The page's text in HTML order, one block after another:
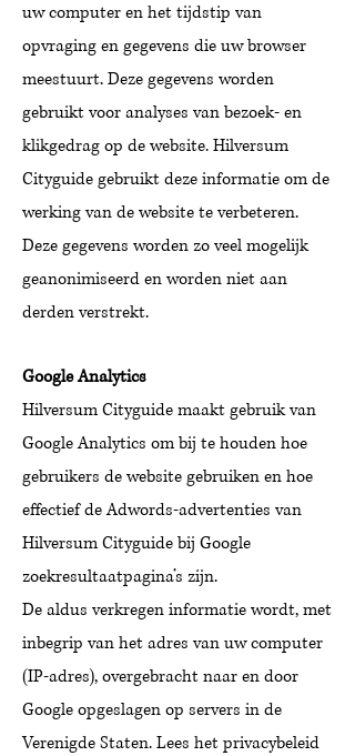
uw computer en het tijdstip van
opvraging en gegevens die uw browser
meestuurt. Deze gegevens worden
gebruikt voor analyses van bezoek- en
klikgedrag op de website. Hilversum
Cityguide gebruikt deze informatie om de
werking van de website te verbeteren.
Deze gegevens worden zo veel mogelijk
geanonimiseerd en worden niet aan
derden verstrekt.
Google Analytics
Hilversum Cityguide maakt gebruik van
Google Analytics om bij te houden hoe
gebruikers de website gebruiken en hoe
effectief de Adwords-advertenties van
Hilversum Cityguide bij Google
zoekresultaatpagina’s zijn.
De aldus verkregen informatie wordt, met
inbegrip van het adres van uw computer
(IP-adres), overgebracht naar en door
Google opgeslagen op servers in de
Verenigde Staten. Lees het privacybeleid